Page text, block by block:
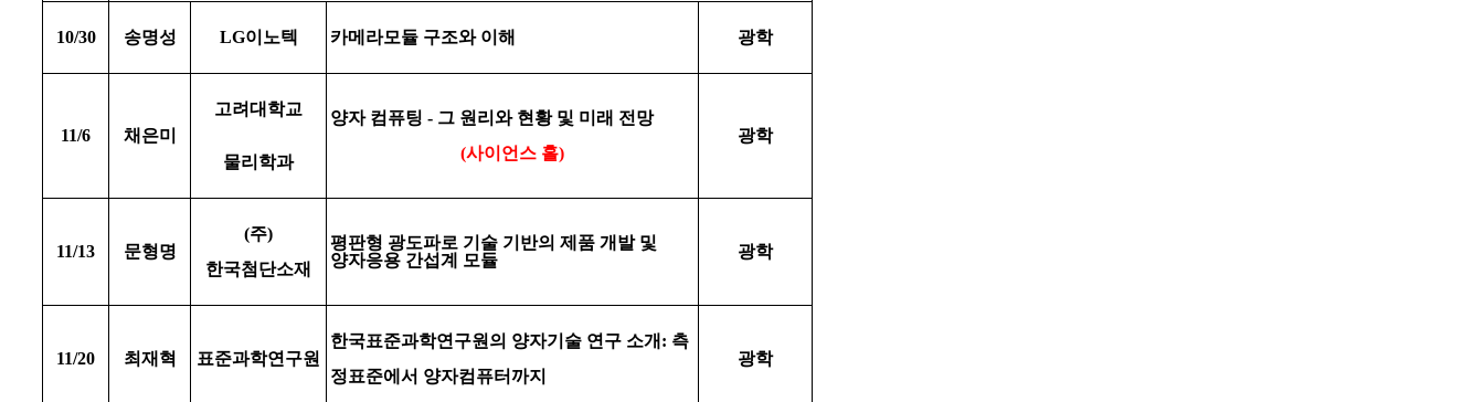
10/30 송명성 LG이노텍 카메라모듈 구조와 이해 광학
11/6 채은미
고려대학교
물리학과
양자 컴퓨팅 - 그 원리와 현황 및 미래 전망
(사이언스 홀)
광학
11/13 문형명
(주)
한국첨단소재
평판형 광도파로 기술 기반의 제품 개발 및
양자응용 간섭계 모듈
광학
11/20 최재혁 표준과학연구원
한국표준과학연구원의 양자기술 연구 소개 : 측
정표준에서 양자컴퓨터까지
광학